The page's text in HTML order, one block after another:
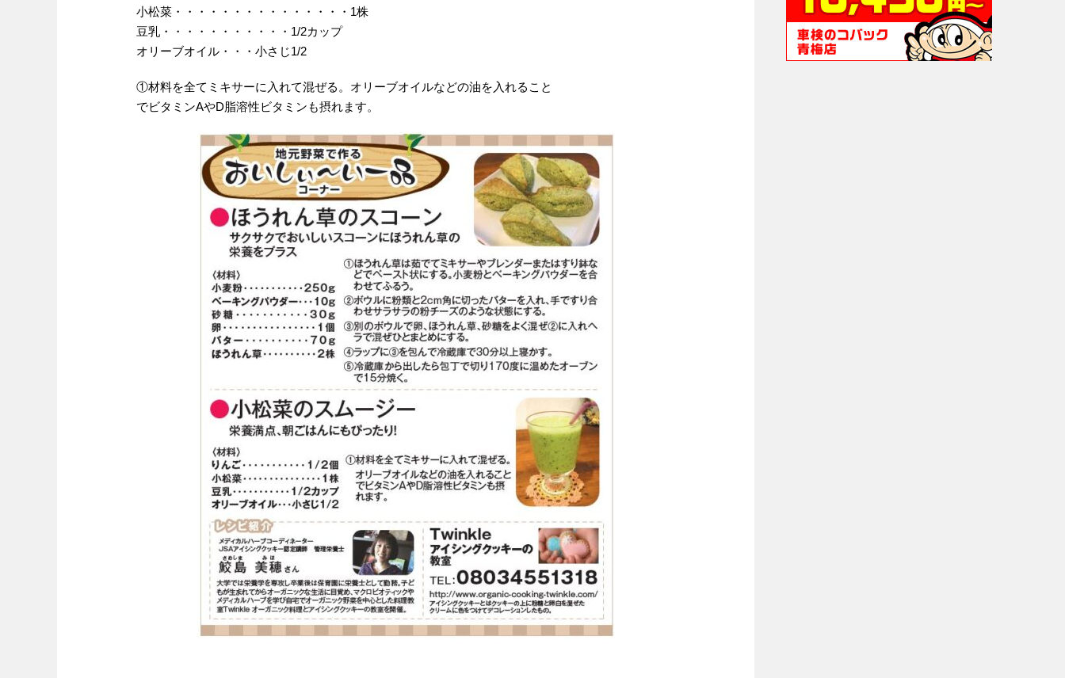
小松菜・・・・・・・・・・・・・・・1株
豆乳・・・・・・・・・・・1/2カップ
オリーブオイル・・・小さじ1/2
①材料を全てミキサーに入れて混ぜる。オリーブオイルなどの油を入れること
でビタミンAやD脂溶性ビタミンも摂れます。